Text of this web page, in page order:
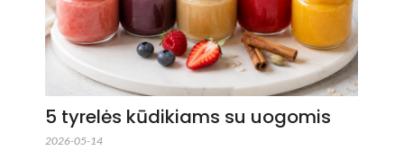
5 tyrelės kūdikiams su uogomis
2026-05-14